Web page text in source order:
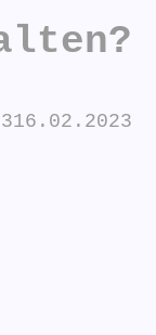
16.02.2023